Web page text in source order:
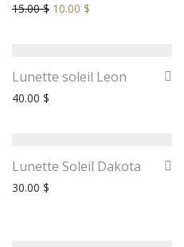
15.00$ 10.00 $
Lunette soleil Leon
40.00 $
Lunette Soleil Dakota
30.00 $